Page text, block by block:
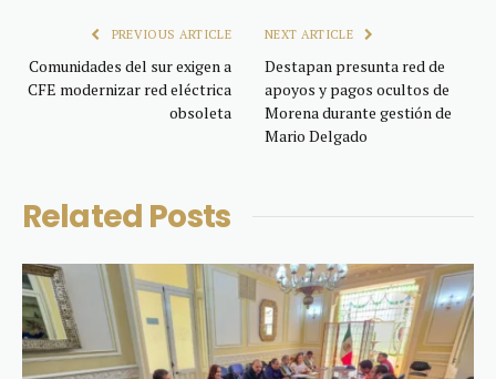
PREVIOUS ARTICLE
Comunidades del sur exigen a
CFE modernizar red eléctrica
obsoleta
NEXT ARTICLE
Destapan presunta red de
apoyos y pagos ocultos de
Morena durante gestión de
Mario Delgado
Related Posts